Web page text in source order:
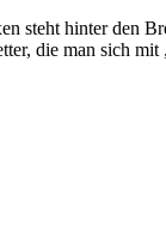
steht hinter den
die man sich mit